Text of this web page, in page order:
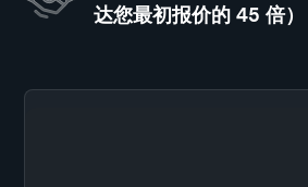
达您最初报价的 45 倍）